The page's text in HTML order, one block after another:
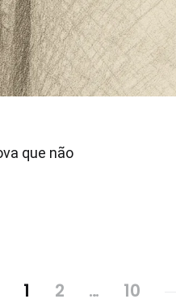
que não
Page
1 Page
2 … Page
10